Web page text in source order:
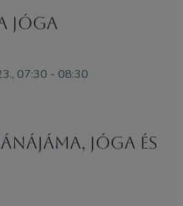
jóga
07:30 - 08:30
jóga és